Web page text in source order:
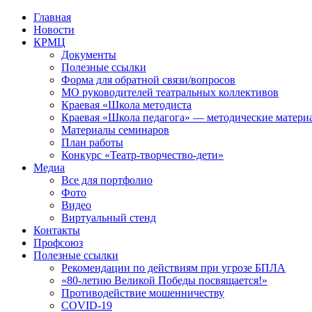
Перейти
контенту
Главная
Новости
КРМЦ
Документы
Полезные ссылки
Форма для обратной связи/вопросов
МО руководителей театральных коллективов
Краевая «Школа методиста
Краевая «Школа педагога» — методические
Материалы семинаров
План работы
Конкурс «Театр-творчество-дети»
Медиа
Все для портфолио
Фото
Видео
Виртуальный стенд
Контакты
Профсоюз
Полезные ссылки
Рекомендации по действиям при угрозе БПЛА
«80-летию Великой Победы посвящается!»
Противодействие мошенничеству
COVID-19